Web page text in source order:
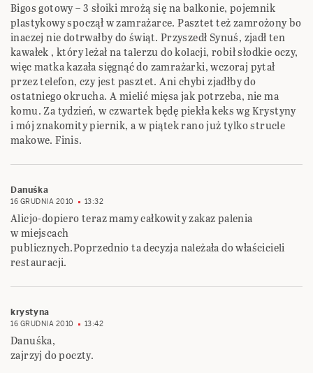
Bigos gotowy – 3 słoiki mrożą się na balkonie, pojemnik
plastykowy spoczął w zamrażarce. Pasztet też zamrożony bo
inaczej nie dotrwałby do świąt. Przyszedł Synuś, zjadł ten
kawałek , który leżał na talerzu do kolacji, robił słodkie oczy,
więc matka kazała sięgnąć do zamrażarki, wczoraj pytał
przez telefon, czy jest pasztet. Ani chybi zjadłby do
ostatniego okrucha. A mielić mięsa jak potrzeba, nie ma
komu. Za tydzień, w czwartek będę piekła keks wg Krystyny
i mój znakomity piernik, a w piątek rano już tylko strucle
makowe. Finis.
Danuśka
16 GRUDNIA 2010 13:32
Alicjo-dopiero teraz mamy całkowity zakaz palenia
w miejscach
publicznych.Poprzednio ta decyzja należała do właścicieli
restauracji.
krystyna
16 GRUDNIA 2010 13:42
Danuśka,
zajrzyj do poczty.